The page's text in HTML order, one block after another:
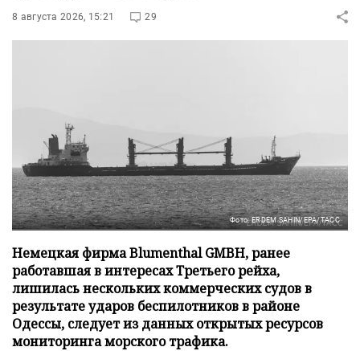
8 августа 2026, 15:21 29
Фото: ERDEM SAHIN/EPA/ТАСС
Немецкая фирма Blumenthal GMBH, ранее
работавшая в интересах Третьего рейха,
лишилась нескольких коммерческих судов в
результате ударов беспилотников в районе
Одессы, следует из данных открытых ресурсов
мониторинга морского трафика.